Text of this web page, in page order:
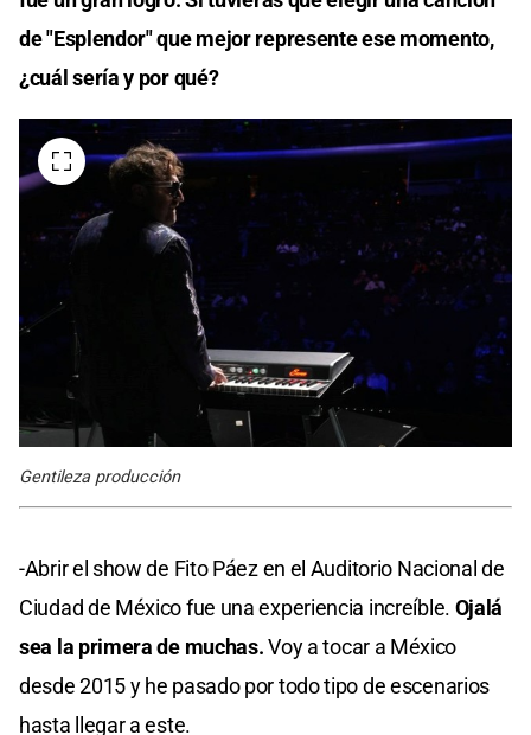
de "Esplendor" que mejor represente ese momento,
¿cuál sería y por qué?
Gentileza producción
-Abrir el show de Fito Páez en el Auditorio Nacional de
Ciudad de México fue una experiencia increíble. Ojalá
sea la primera de muchas.Voy a tocar a México
desde 2015 y he pasado por todo tipo de escenarios
hasta llegar a este.